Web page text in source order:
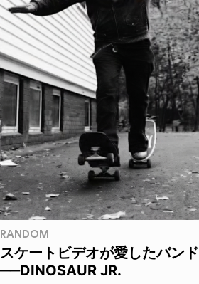
RANDOM
スケートビデオが愛したバンド
──DINOSAUR JR.